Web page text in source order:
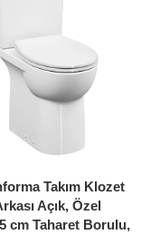
Takım Klozet
Açık, Özel
cm Taharet Borulu,